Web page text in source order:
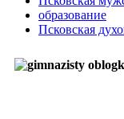
образование
Псковская